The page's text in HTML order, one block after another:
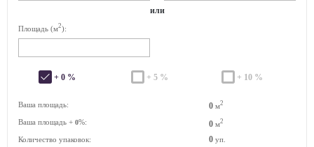
или
Площадь (м2):
+ 0 % + 5 % + 10 %
Ваша площадь: 0 м2
Ваша площадь + 0%: 0 м2
Количество упаковок: 0 уп.